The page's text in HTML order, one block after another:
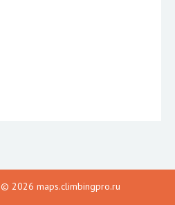
© 2026 maps.climbingpro.ru